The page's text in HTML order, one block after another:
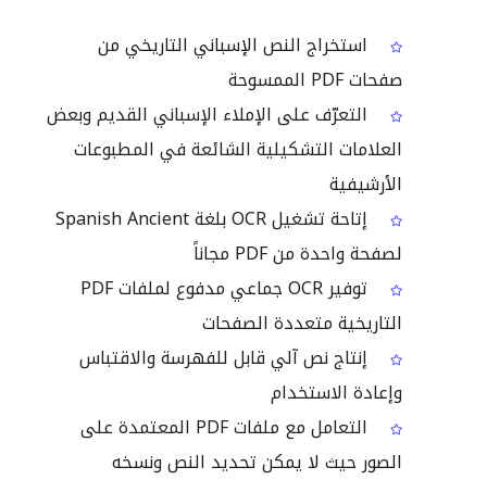
استخراج النص الإسباني التاريخي من
صفحات PDF الممسوحة
التعرّف على الإملاء الإسباني القديم وبعض
العلامات التشكيلية الشائعة في المطبوعات
الأرشيفية
إتاحة تشغيل OCR بلغة Spanish Ancient
لصفحة واحدة من PDF مجاناً
توفير OCR جماعي مدفوع لملفات PDF
التاريخية متعددة الصفحات
إنتاج نص آلي قابل للفهرسة والاقتباس
وإعادة الاستخدام
التعامل مع ملفات PDF المعتمدة على
الصور حيث لا يمكن تحديد النص ونسخه